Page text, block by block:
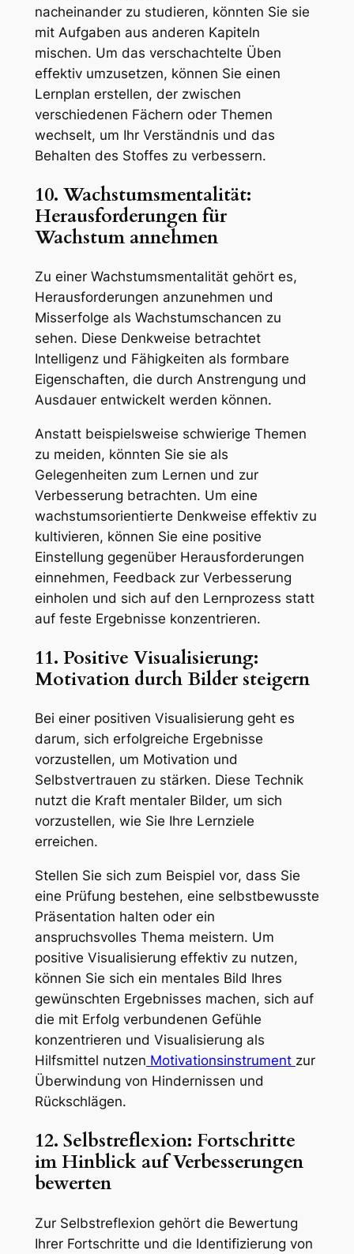
nacheinander zu studieren, könnten Sie sie
mit Aufgaben aus anderen Kapiteln
mischen. Um das verschachtelte Üben
effektiv umzusetzen, können Sie einen
Lernplan erstellen, der zwischen
verschiedenen Fächern oder Themen
wechselt, um Ihr Verständnis und das
Behalten des Stoffes zu verbessern.
10. Wachstumsmentalität:
Herausforderungen für
Wachstum annehmen
Zu einer Wachstumsmentalität gehört es,
Herausforderungen anzunehmen und
Misserfolge als Wachstumschancen zu
sehen. Diese Denkweise betrachtet
Intelligenz und Fähigkeiten als formbare
Eigenschaften, die durch Anstrengung und
Ausdauer entwickelt werden können.
Anstatt beispielsweise schwierige Themen
zu meiden, könnten Sie sie als
Gelegenheiten zum Lernen und zur
Verbesserung betrachten. Um eine
wachstumsorientierte Denkweise effektiv zu
kultivieren, können Sie eine positive
Einstellung gegenüber Herausforderungen
einnehmen, Feedback zur Verbesserung
einholen und sich auf den Lernprozess statt
auf feste Ergebnisse konzentrieren.
11. Positive Visualisierung:
Motivation durch Bilder steigern
Bei einer positiven Visualisierung geht es
darum, sich erfolgreiche Ergebnisse
vorzustellen, um Motivation und
Selbstvertrauen zu stärken. Diese Technik
nutzt die Kraft mentaler Bilder, um sich
vorzustellen, wie Sie Ihre Lernziele
erreichen.
Stellen Sie sich zum Beispiel vor, dass Sie
eine Prüfung bestehen, eine selbstbewusste
Präsentation halten oder ein
anspruchsvolles Thema meistern. Um
positive Visualisierung effektiv zu nutzen,
können Sie sich ein mentales Bild Ihres
gewünschten Ergebnisses machen, sich auf
die mit Erfolg verbundenen Gefühle
konzentrieren und Visualisierung als
Hilfsmittel nutzen Motivationsinstrument zur
Überwindung von Hindernissen und
Rückschlägen.
12. Selbstreflexion: Fortschritte
im Hinblick auf Verbesserungen
bewerten
Zur Selbstreflexion gehört die Bewertung
Ihrer Fortschritte und die Identifizierung von